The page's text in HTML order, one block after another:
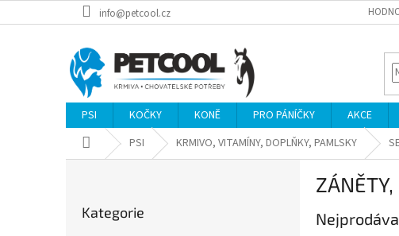
na
info@petcool.cz
PSI KOČKY KONĚ PRO PÁNÍČKY AKCE
Domů PSI KRMIVO, VITAMÍNY, DOPLŇKY, PAMLSKY
kategorie
Kategorie